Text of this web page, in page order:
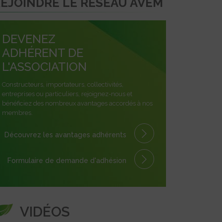
DEVENEZ
ADHÉRENT DE
L'ASSOCIATION
Constructeurs, importateurs, collectivités,
entreprises ou particuliers, rejoignez-nous et
bénéficiez des nombreux avantages accordés à nos
membres.
Découvrez les avantages adhérents
Formulaire de demande d'adhésion
VIDÉOS